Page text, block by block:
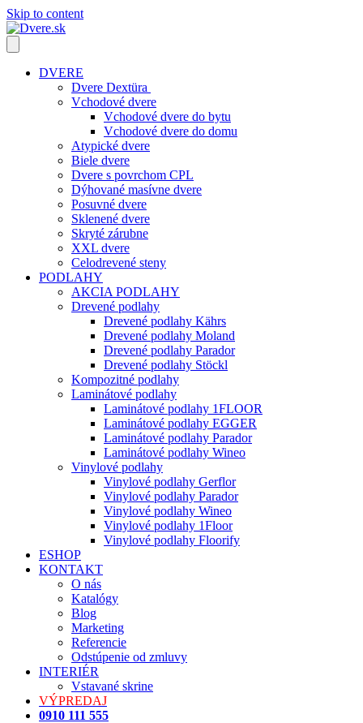
Skip to content
DVERE
Dvere Dextüra
Vchodové dvere
Vchodové dvere do bytu
Vchodové dvere do domu
Atypické dvere
Biele dvere
Dvere s povrchom CPL
Dýhované masívne dvere
Posuvné dvere
Sklenené dvere
Skryté zárubne
XXL dvere
Celodrevené steny
PODLAHY
AKCIA PODLAHY
Drevené podlahy
Drevené podlahy Kährs
Drevené podlahy Moland
Drevené podlahy Parador
Drevené podlahy Stöckl
Kompozitné podlahy
Laminátové podlahy
Laminátové podlahy 1FLOOR
Laminátové podlahy EGGER
Laminátové podlahy Parador
Laminátové podlahy Wineo
Vinylové podlahy
Vinylové podlahy Gerflor
Vinylové podlahy Parador
Vinylové podlahy Wineo
Vinylové podlahy 1Floor
Vinylové podlahy Floorify
ESHOP
KONTAKT
O nás
Katalógy
Blog
Marketing
Referencie
Odstúpenie od zmluvy
INTERIÉR
Vstavané skrine
VÝPREDAJ
0910 111 555